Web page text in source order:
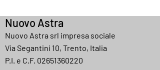
Nuovo Astra
Nuovo Astra srl impresa sociale
Via Segantini 10, Trento, Italia
P.I. e C.F. 02651360220